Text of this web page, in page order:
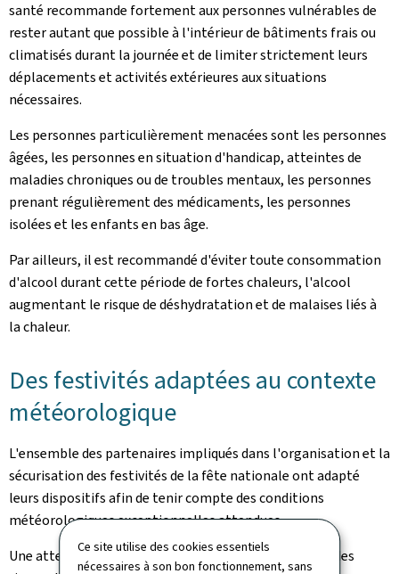
Ce site utilise des cookies essentiels
nécessaires à son bon fonctionnement, sans
santé recommande fortement aux personnes vulnérables de
rester autant que possible à l'intérieur de bâtiments frais ou
climatisés durant la journée et de limiter strictement leurs
déplacements et activités extérieures aux situations
nécessaires.
Les personnes particulièrement menacées sont les personnes
âgées, les personnes en situation d'handicap, atteintes de
maladies chroniques ou de troubles mentaux, les personnes
prenant régulièrement des médicaments, les personnes
isolées et les enfants en bas âge.
Par ailleurs, il est recommandé d'éviter toute consommation
d'alcool durant cette période de fortes chaleurs, l'alcool
augmentant le risque de déshydratation et de malaises liés à
la chaleur.
Des festivités adaptées au contexte
météorologique
L'ensemble des partenaires impliqués dans l'organisation et la
sécurisation des festivités de la fête nationale ont adapté
leurs dispositifs afin de tenir compte des conditions
météorologiques exceptionnelles attendues.
Une attention particulière est portée à la prévention des